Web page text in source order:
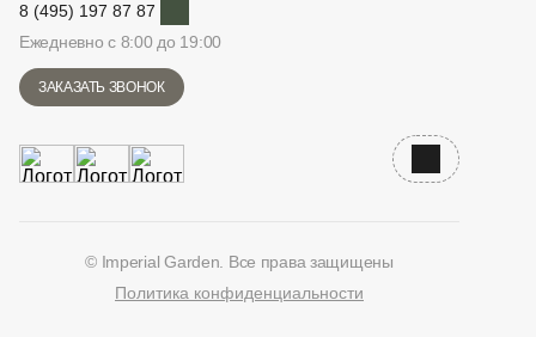
8 (495) 197 87 87
Ежедневно с 8:00 до 19:00
ЗАКАЗАТЬ ЗВОНОК
Наверх
© Imperial Garden. Все права защищены
Политика конфиденциальности